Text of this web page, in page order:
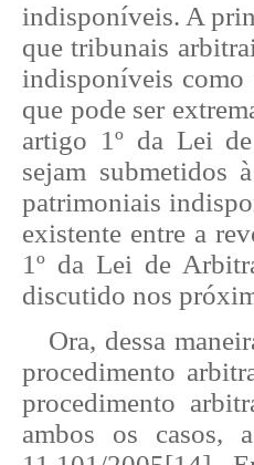
indisponíveis. A
que tribunais
indisponíveis
que pode ser
artigo 1º da Lei
sejam submetidos
patrimoniais
existente entre a
1º da Lei de
discutido nos
Ora, dessa
procedimento
procedimento
ambos os